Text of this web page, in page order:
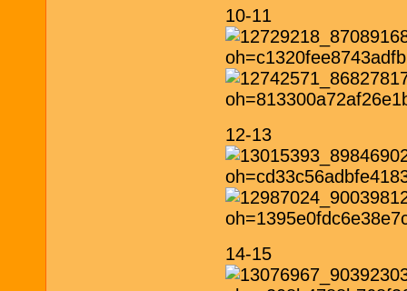
10-11
12-13
14-15